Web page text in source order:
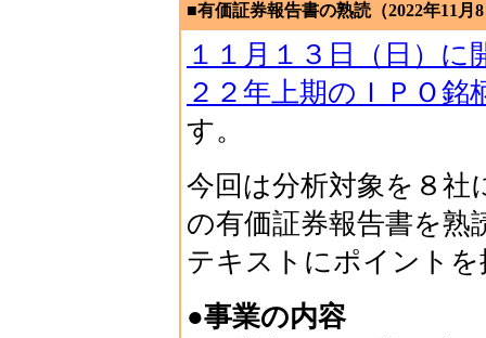
■有価証券報告書の熟読（2022年11月
１１月１３日（日）
２２年上期のＩＰＯ銘
す。
今回は分析対象を８社
の有価証券報告書を熟
テキストにポイント
●事業の内容